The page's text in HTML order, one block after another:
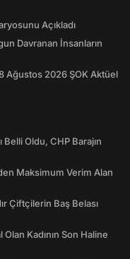
Açıkladı
Davranan İnsanların
Ağustos 2026 ŞOK Aktüel
Oldu, CHP Barajın
Maksimum Verim Alan
Çiftçilerin Baş Belası
Kadının Son Haline